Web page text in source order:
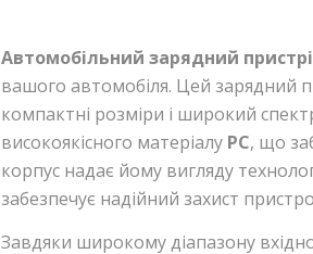
Автомобільний зарядний
вашого автомобіля. Цей зарядний
компактні розміри і широкий
високоякісного матеріалу PC, що
корпус надає йому вигляду
забезпечує надійний захист
Завдяки широкому діапазону